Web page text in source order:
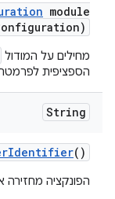
module
מחילים על המודול
הספציפית
String
Identifier()
הפונקציה